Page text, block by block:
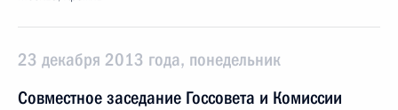
23 декабря 2013 года, понедельник
Совместное заседание Госсовета и Комиссии